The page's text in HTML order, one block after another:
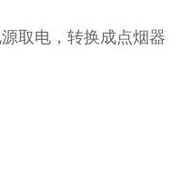
取电，转换成点烟器